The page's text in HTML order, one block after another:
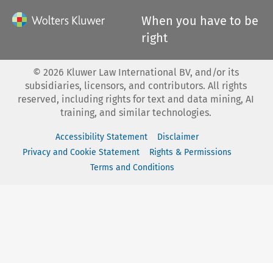
When you have to be
right
© 2026 Kluwer Law International BV, and/or its
subsidiaries, licensors, and contributors. All rights
reserved, including rights for text and data mining, AI
training, and similar technologies.
Accessibility Statement
Disclaimer
Privacy and Cookie Statement
Rights & Permissions
Terms and Conditions